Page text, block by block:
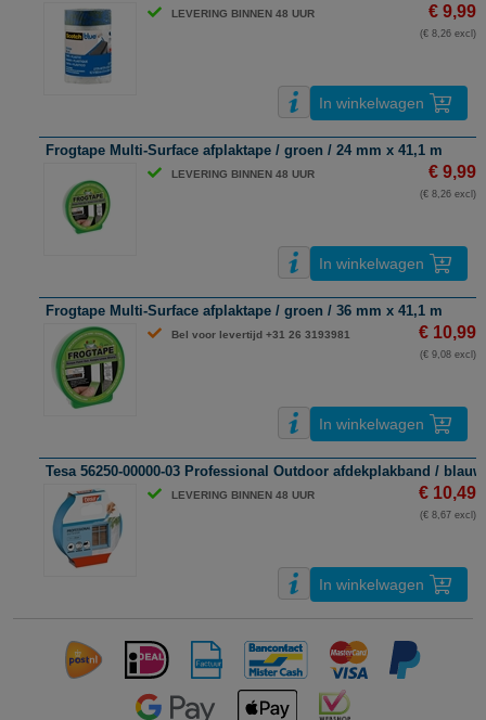
LEVERING BINNEN 48 UUR € 9,99
(€ 8,26 excl)
In winkelwagen
Frogtape Multi-Surface afplaktape / groen / 24 mm x 41,1 m
LEVERING BINNEN 48 UUR € 9,99
(€ 8,26 excl)
In winkelwagen
Frogtape Multi-Surface afplaktape / groen / 36 mm x 41,1 m
Bel voor levertijd +31 26 3193981 € 10,99
(€ 9,08 excl)
In winkelwagen
Tesa 56250-00000-03 Professional Outdoor afdekplakband /
LEVERING BINNEN 48 UUR € 10,49
(€ 8,67 excl)
In winkelwagen